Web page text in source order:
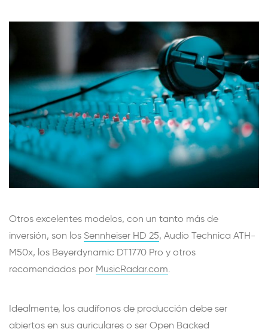
Otros excelentes modelos, con un tanto más de
inversión, son los Sennheiser HD 25, Audio Technica ATH-
M50x, los Beyerdynamic DT1770 Pro y otros
recomendados por MusicRadar.com.
Idealmente, los audífonos de producción debe ser
abiertos en sus auriculares o ser Open Backed